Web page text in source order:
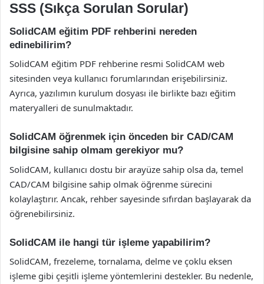
SSS (Sıkça Sorulan Sorular)
SolidCAM eğitim PDF rehberini nereden
edinebilirim?
SolidCAM eğitim PDF rehberine resmi SolidCAM web
sitesinden veya kullanıcı forumlarından erişebilirsiniz.
Ayrıca, yazılımın kurulum dosyası ile birlikte bazı eğitim
materyalleri de sunulmaktadır.
SolidCAM öğrenmek için önceden bir CAD/CAM
bilgisine sahip olmam gerekiyor mu?
SolidCAM, kullanıcı dostu bir arayüze sahip olsa da, temel
CAD/CAM bilgisine sahip olmak öğrenme sürecini
kolaylaştırır. Ancak, rehber sayesinde sıfırdan başlayarak da
öğrenebilirsiniz.
SolidCAM ile hangi tür işleme yapabilirim?
SolidCAM, frezeleme, tornalama, delme ve çoklu eksen
işleme gibi çeşitli işleme yöntemlerini destekler. Bu nedenle,